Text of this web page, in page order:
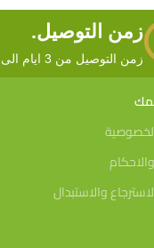
زمن التوصيل.
زمن التوصيل من 3 ايام الى 8 ايام
والاستبدال